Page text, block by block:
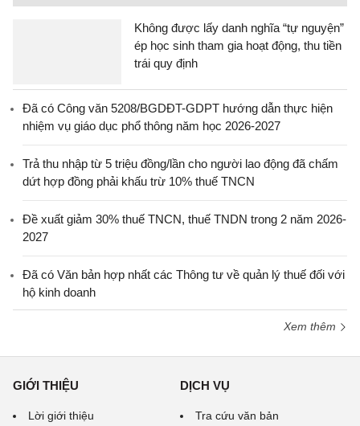
Không được lấy danh nghĩa “tự nguyện”
ép học sinh tham gia hoạt động, thu tiền
trái quy định
Đã có Công văn 5208/BGDĐT-GDPT hướng dẫn thực hiện
nhiệm vụ giáo dục phổ thông năm học 2026-2027
Trả thu nhập từ 5 triệu đồng/lần cho người lao động đã chấm
dứt hợp đồng phải khấu trừ 10% thuế TNCN
Đề xuất giảm 30% thuế TNCN, thuế TNDN trong 2 năm 2026-
2027
Đã có Văn bản hợp nhất các Thông tư về quản lý thuế đối với
hộ kinh doanh
Xem thêm
GIỚI THIỆU
Lời giới thiệu
DỊCH VỤ
Tra cứu văn bản